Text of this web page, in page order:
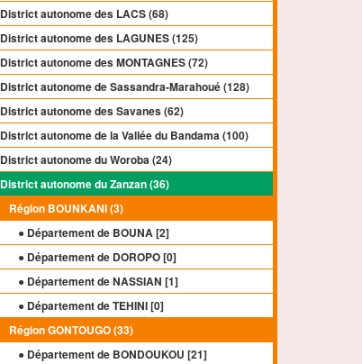
District autonome des LACS (68)
District autonome des LAGUNES (125)
District autonome des MONTAGNES (72)
District autonome de Sassandra-Marahoué (128)
District autonome des Savanes (62)
District autonome de la Vallée du Bandama (100)
District autonome du Woroba (24)
District autonome du Zanzan (36)
Région BOUNKANI (3)
● Département de BOUNA [2]
● Département de DOROPO [0]
● Département de NASSIAN [1]
● Département de TEHINI [0]
Région GONTOUGO (33)
● Département de BONDOUKOU [21]